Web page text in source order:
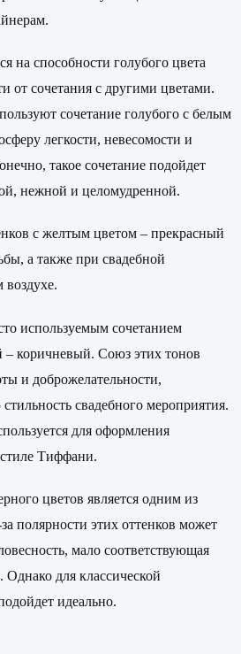
на способности голубого цвета
от сочетания с другими цветами.
сочетание голубого с белым
легкости, невесомости и
такое сочетание подойдет
нежной и целомудренной.
с желтым цветом – прекрасный
а также при свадебной
воздухе.
используемым сочетанием
– коричневый. Союз этих тонов
и доброжелательности,
свадебного мероприятия.
для оформления
Тиффани.
цветов является одним из
полярности этих оттенков может
мало соответствующая
Однако для классической
идеально.